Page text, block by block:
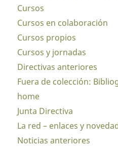
Cursos
Cursos en colaboración
Cursos propios
Cursos y jornadas
Directivas anteriores
Fuera de colección:
home
Junta Directiva
La red – enlaces y
Noticias anteriores